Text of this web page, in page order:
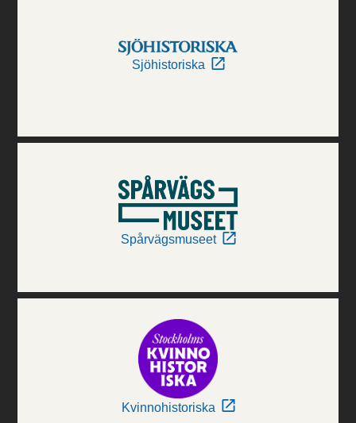
Sjöhistoriska
Spårvägsmuseet
Kvinnohistoriska